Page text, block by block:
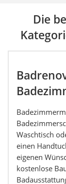
Die
Waschtisch
einen
eigenen
kostenlose